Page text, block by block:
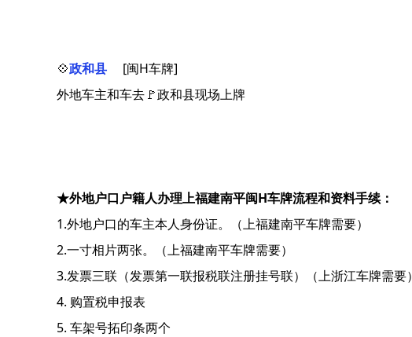
💠政和县
[闽H车牌]
外地车主和车去🚩政和县现场上牌
★外地户口户籍人办理上福建南平闽H车牌流程和资料手续：
1.外地户口的车主本人身份证。（上福建南平车牌需要）
2.一寸相片两张。（上福建南平车牌需要）
3.发票三联（发票第一联报税联注册挂号联）（上浙江车牌需要）
4. 购置税申报表
5. 车架号拓印条两个